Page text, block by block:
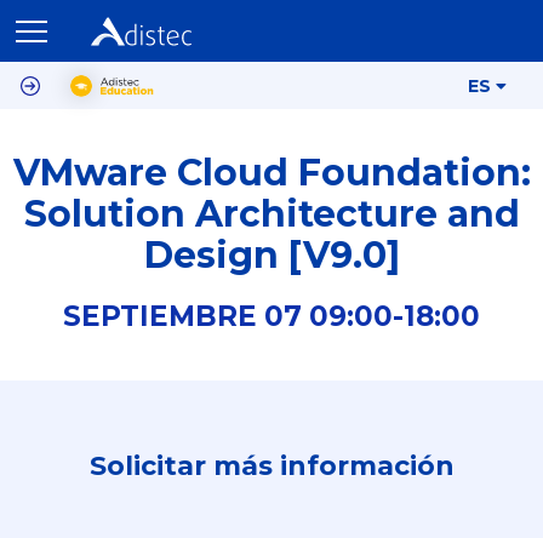
ES
VMware Cloud Foundation:
Solution Architecture and
Design [V9.0]
SEPTIEMBRE 07 09:00-18:00
Solicitar más información